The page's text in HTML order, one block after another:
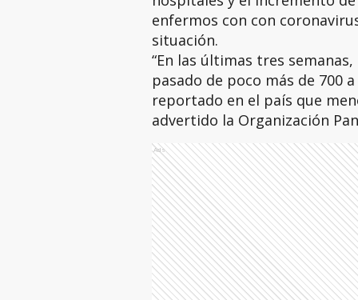
enfermos con con
situación.
“En las últimas tres
pasado de poco más de 700
reportado en el país que
advertido la Organización
Ads